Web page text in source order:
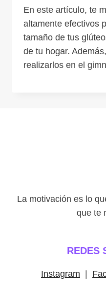
En este artículo, te
altamente efectivos
tamaño de tus
de tu hogar.
realizarlos en el
La motivación es lo
que te
REDES
Instagram